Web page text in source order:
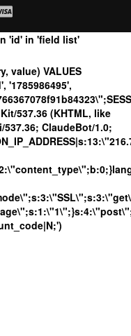
'id' in 'field list'
value) VALUES
'1785986495',
537.36 (KHTML, like
537.36; ClaudeBot/1.0;